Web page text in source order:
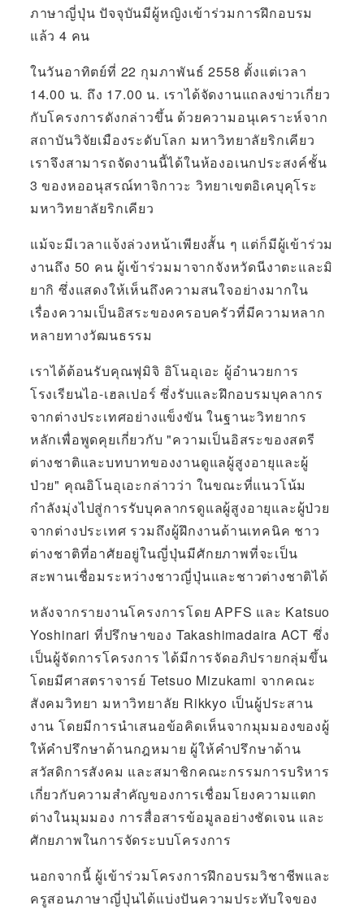
ภาษาญี่ปุ่น ปัจจุบันมีผู้หญิงเข้าร่วมการฝึกอบรม
แล้ว 4 คน
ในวันอาทิตย์ที่ 22 กุมภาพันธ์ 2558 ตั้งแต่เวลา
14.00 น. ถึง 17.00 น. เราได้จัดงานแถลงข่าวเกี่ยว
กับโครงการดังกล่าวขึ้น ด้วยความอนุเคราะห์จาก
สถาบันวิจัยเมืองระดับโลก มหาวิทยาลัยริกเคียว
เราจึงสามารถจัดงานนี้ได้ในห้องอเนกประสงค์ชั้น
3 ของหออนุสรณ์ทาจิกาวะ วิทยาเขตอิเคบุคุโระ
มหาวิทยาลัยริกเคียว
แม้จะมีเวลาแจ้งล่วงหน้าเพียงสั้น ๆ แต่ก็มีผู้เข้าร่วม
งานถึง 50 คน ผู้เข้าร่วมมาจากจังหวัดนีงาตะและมิ
ยากิ ซึ่งแสดงให้เห็นถึงความสนใจอย่างมากใน
เรื่องความเป็นอิสระของครอบครัวที่มีความหลาก
หลายทางวัฒนธรรม
เราได้ต้อนรับคุณฟุมิจิ อิโนอุเอะ ผู้อำนวยการ
โรงเรียนไอ-เฮลเปอร์ ซึ่งรับและฝึกอบรมบุคลากร
จากต่างประเทศอย่างแข็งขัน ในฐานะวิทยากร
หลักเพื่อพูดคุยเกี่ยวกับ "ความเป็นอิสระของสตรี
ต่างชาติและบทบาทของงานดูแลผู้สูงอายุและผู้
ป่วย" คุณอิโนอุเอะกล่าวว่า ในขณะที่แนวโน้ม
กำลังมุ่งไปสู่การรับบุคลากรดูแลผู้สูงอายุและผู้ป่วย
จากต่างประเทศ รวมถึงผู้ฝึกงานด้านเทคนิค ชาว
ต่างชาติที่อาศัยอยู่ในญี่ปุ่นมีศักยภาพที่จะเป็น
สะพานเชื่อมระหว่างชาวญี่ปุ่นและชาวต่างชาติได้
หลังจากรายงานโครงการโดย APFS และ Katsuo
Yoshinari ที่ปรึกษาของ Takashimadaira ACT ซึ่ง
เป็นผู้จัดการโครงการ ได้มีการจัดอภิปรายกลุ่มขึ้น
โดยมีศาสตราจารย์ Tetsuo Mizukami จากคณะ
สังคมวิทยา มหาวิทยาลัย Rikkyo เป็นผู้ประสาน
งาน โดยมีการนำเสนอข้อคิดเห็นจากมุมมองของผู้
ให้คำปรึกษาด้านกฎหมาย ผู้ให้คำปรึกษาด้าน
สวัสดิการสังคม และสมาชิกคณะกรรมการบริหาร
เกี่ยวกับความสำคัญของการเชื่อมโยงความแตก
ต่างในมุมมอง การสื่อสารข้อมูลอย่างชัดเจน และ
ศักยภาพในการจัดระบบโครงการ
นอกจากนี้ ผู้เข้าร่วมโครงการฝึกอบรมวิชาชีพและ
ครูสอนภาษาญี่ปุ่นได้แบ่งปันความประทับใจของ